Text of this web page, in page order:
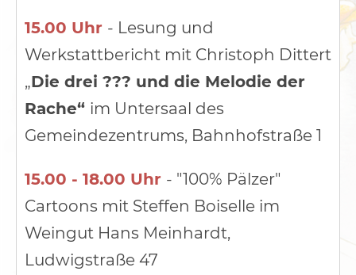
15.00 Uhr - Lesung und
Werkstattbericht mit Christoph Dittert
„Die drei ??? und die Melodie der
Rache“ im Untersaal des
Gemeindezentrums, Bahnhofstraße 1
15.00 - 18.00 Uhr - "100% Pälzer"
Cartoons mit Steffen Boiselle im
Weingut Hans Meinhardt,
Ludwigstraße 47